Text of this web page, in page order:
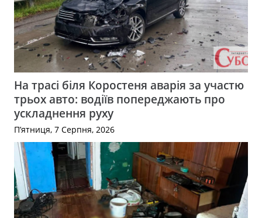
На трасі біля Коростеня аварія за участю
трьох авто: водіїв попереджають про
ускладнення руху
П’ятниця, 7 Серпня, 2026